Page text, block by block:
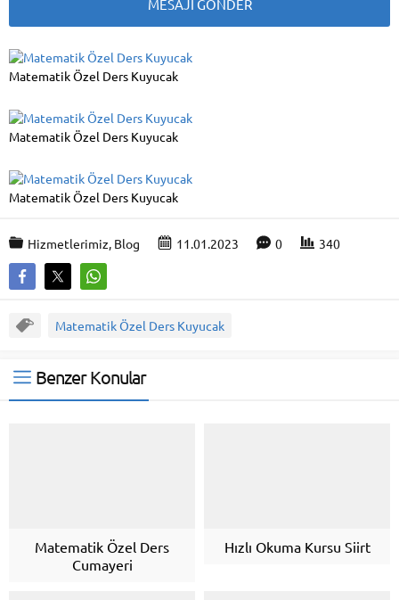
Matematik Özel Ders Kuyucak
Matematik Özel Ders Kuyucak
Matematik Özel Ders Kuyucak
Hizmetlerimiz, Blog 11.01.2023 0 340
Matematik Özel Ders Kuyucak
Benzer Konular
Matematik Özel Ders
Cumayeri
Hızlı Okuma Kursu Siirt